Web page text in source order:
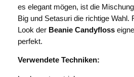
es elegant mögen, ist die
Big und Setasuri die richtige Wahl.
Look der Beanie Candyfloss
perfekt.
Verwendete Techniken: